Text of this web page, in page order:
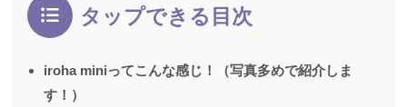
タップできる目次
iroha miniってこんな感じ！（写真多めで紹介しま
す！）